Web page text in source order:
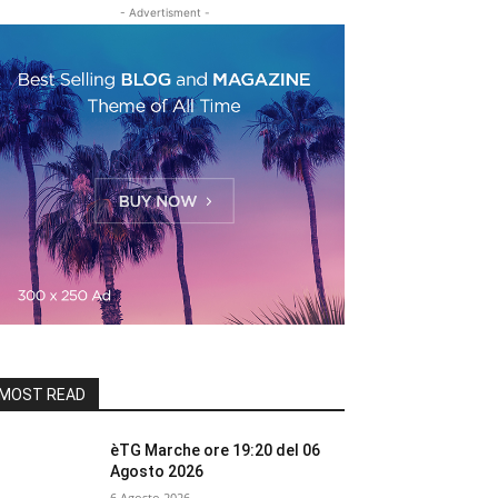
- Advertisment -
READ
èTG Marche ore 19:20 del 06
Agosto 2026